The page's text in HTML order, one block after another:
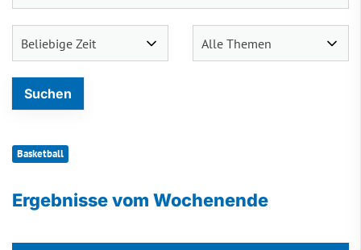
Basketball
Ergebnisse vom Wochenende